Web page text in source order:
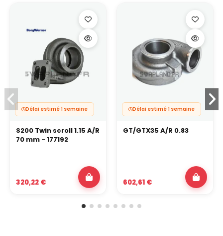
Délai estimé 1 semaine
S200 Twin scroll 1.15 A/R
70 mm - 177192
320,22 €
Délai estimé 1 semaine
GT/GTX35 A/R 0.83
602,61 €